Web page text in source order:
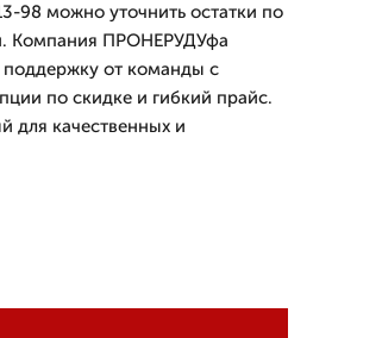
98 можно уточнить остатки по
Компания ПРОНЕРУДУфа
поддержку от команды с
по скидке и гибкий прайс.
для качественных и